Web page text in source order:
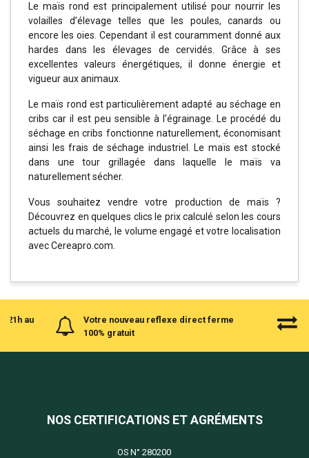
Le maïs rond est principalement utilisé pour nourrir les
volailles d’élevage telles que les poules, canards ou
encore les oies. Cependant il est couramment donné aux
hardes dans les élevages de cervidés. Grâce à ses
excellentes valeurs énergétiques, il donne énergie et
vigueur aux animaux.
Le maïs rond est particulièrement adapté au séchage en
cribs car il est peu sensible à l’égrainage. Le procédé du
séchage en cribs fonctionne naturellement, économisant
ainsi les frais de séchage industriel. Le maïs est stocké
dans une tour grillagée dans laquelle le maïs va
naturellement sécher.
Vous souhaitez vendre votre production de maïs ?
Découvrez en quelques clics le prix calculé selon les cours
actuels du marché, le volume engagé et votre localisation
avec Cereapro.com.
21h au
Votre nouveau reflexe direct ferme
100% gratuit
NOS CERTIFICATIONS ET AGRÉMENTS
OS N° 280200